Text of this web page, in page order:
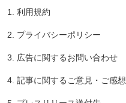
1. 利用規約
2. プライバシーポリシー
3. 広告に関するお問い合わせ
4. 記事に関するご意見・ご感想